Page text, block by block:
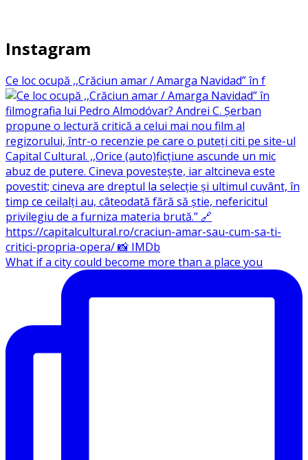
Instagram
Ce loc ocupă ,,Crăciun amar / Amarga Navidad” în f
What if a city could become more than a place you